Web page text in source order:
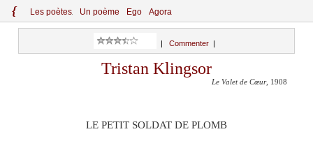
{ Les poètes Un poème Ego Agora
Commenter
Tristan Klingsor
Le Valet de Cœur, 1908
LE PETIT SOLDAT DE PLOMB